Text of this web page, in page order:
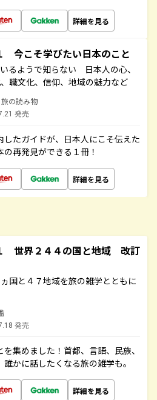
詳細を見る
今こそ学びたい日本のこと
るようで知らない 日本人の心、
職文化、信仰、地域の魅力など
旅の読み物
発売
したガイドが、日本人にこそ伝えた
再発見ができる１冊！
詳細を見る
世界２４４の国と地域 改訂
国と４７地域を旅の雑学とともに
発売
集めました！首都、言語、民族、
かに話したくなる旅の雑学も。
詳細を見る